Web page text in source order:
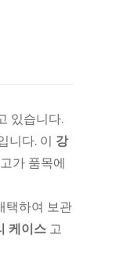
있습니다.
니다. 이 강
가 품목에
택하여 보관
케이스 고